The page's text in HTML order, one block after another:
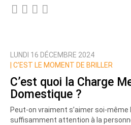
LUNDI 16 DÉCEMBRE 2024
C’EST LE MOMENT DE BRILLER
C’est quoi la Charge
Domestique ?
Peut-on vraiment s’aimer soi-même
suffisamment attention à la